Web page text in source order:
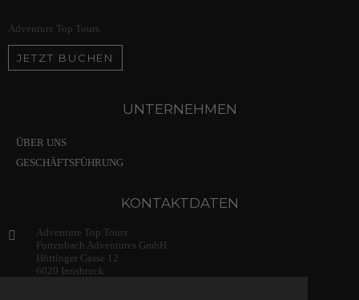
Adventure Top Tours
JETZT BUCHEN
UNTERNEHMEN
ÜBER UNS
GESCHÄFTSFÜHRUNG
KONTAKTDATEN
Adventure Top Tours
Furtenbach Adventures GmbH
Höttinger Gasse 12
6020 Innsbruck